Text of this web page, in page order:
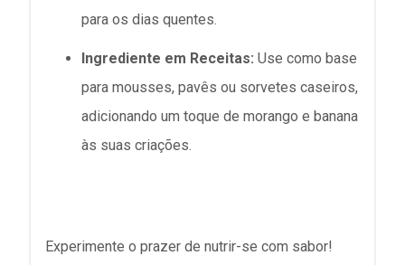
para os dias quentes.
Ingrediente em Receitas: Use como base
para mousses, pavês ou sorvetes caseiros,
adicionando um toque de morango e banana
às suas criações.
Experimente o prazer de nutrir-se com sabor!